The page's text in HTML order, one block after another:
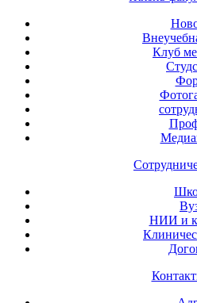
Клуб
НИИ и